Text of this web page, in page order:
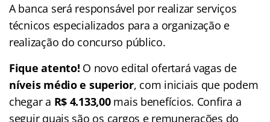
A banca será responsável por realizar serviços
técnicos especializados para a organização e
realização do concurso público.
Fique atento! O novo edital ofertará vagas de
níveis médio e superior, com iniciais que podem
chegar a R$ 4.133,00 mais benefícios. Confira a
seguir quais são os cargos e remunerações do